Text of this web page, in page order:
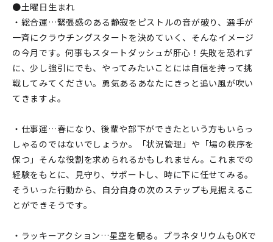
●土曜日生まれ
・総合運…緊張感のある静寂をピストルの音が破り、選手が
一斉にクラウチングスタートを決めていく、そんなイメージ
の今月です。何事もスタートダッシュが肝心！失敗を恐れず
に、少し強引にでも、やってみたいことには自信を持って挑
戦してみてください。勇気あるあなたにきっと追い風が吹い
てきますよ。
・仕事運…春になり、後輩や部下ができたという方もいらっ
しゃるのではないでしょうか。「状況管理」や「場の秩序を
保つ」そんな役割を求められるかもしれません。これまでの
経験をもとに、見守り、サポートし、時に下に任せてみる。
そういった行動から、自分自身の次のステップも見据えるこ
とができそうです。
・ラッキーアクション…星空を観る。プラネタリウムもOKで